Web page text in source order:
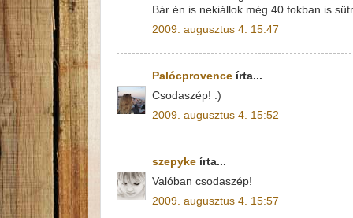
Bár én is nekiállok még 40 fokban is
2009. augusztus 4. 15:47
Palócprovence írta...
Csodaszép! :)
2009. augusztus 4. 15:52
szepyke írta...
Valóban csodaszép!
2009. augusztus 4. 15:57